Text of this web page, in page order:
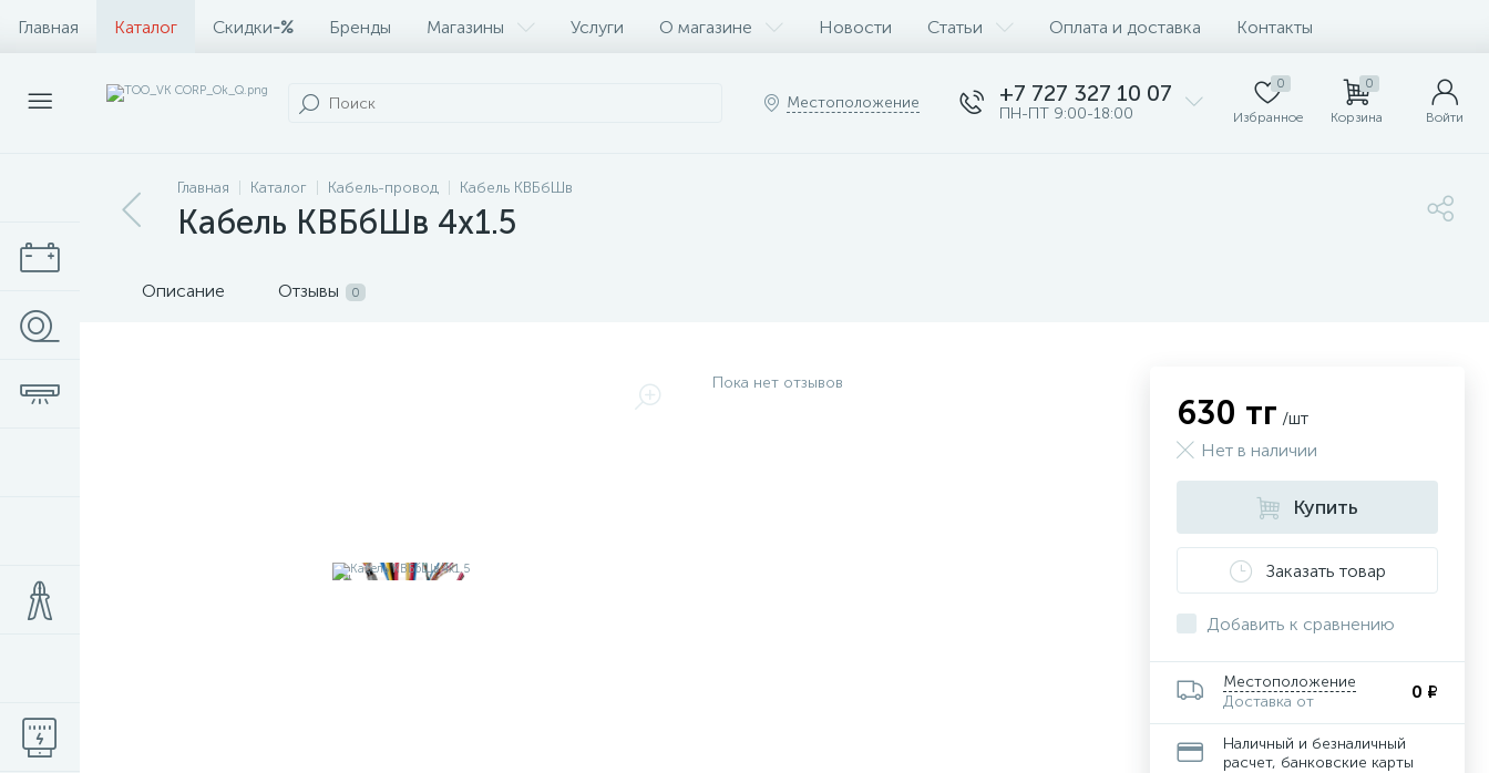
Главная Каталог Скидки-% Бренды Магазины Услуги О магазине Новости Статьи Оплата и доставка Контакты
Местоположение +7 727 327 10 07
ПН-ПТ 9:00-18:00
0
Избранное
0
Корзина Войти
Главная Каталог Кабель-провод Кабель КВБбШв
Кабель КВБбШв 4х1.5
Описание Отзывы 0
Пока нет отзывов
630 тг /шт
Нет в наличии
Купить
Заказать товар
Добавить к сравнению
Местоположение
Доставка от
0 ₽
Наличный и безналичный
расчет, банковские карты